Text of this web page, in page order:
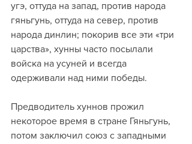
угэ, оттуда на запад, против народа
гяньгунь, оттуда на север, против
народа динлин; покорив все эти «три
царства», хунны часто посылали
войска на усуней и всегда
одерживали над ними победы.
Предводитель хуннов прожил
некоторое время в стране Гяньгунь,
потом заключил союз с западными